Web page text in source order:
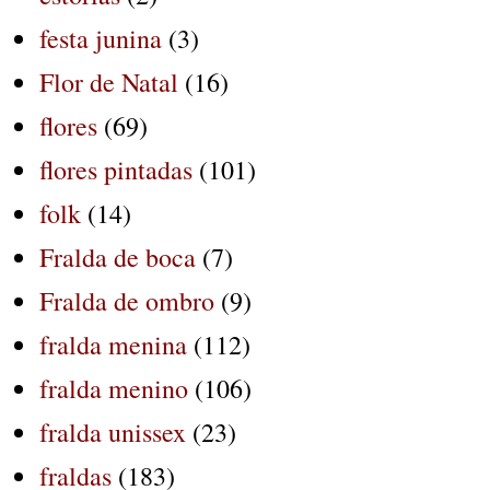
festa junina (3)
Flor de Natal (16)
flores (69)
flores pintadas (101)
folk (14)
Fralda de boca (7)
Fralda de ombro (9)
fralda menina (112)
fralda menino (106)
fralda unissex (23)
fraldas (183)